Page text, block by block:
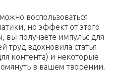
воспользоваться
но эффект от этого
вы получаете импульс для
труд вдохновила статья
контента) и некоторые
в вашем творении.